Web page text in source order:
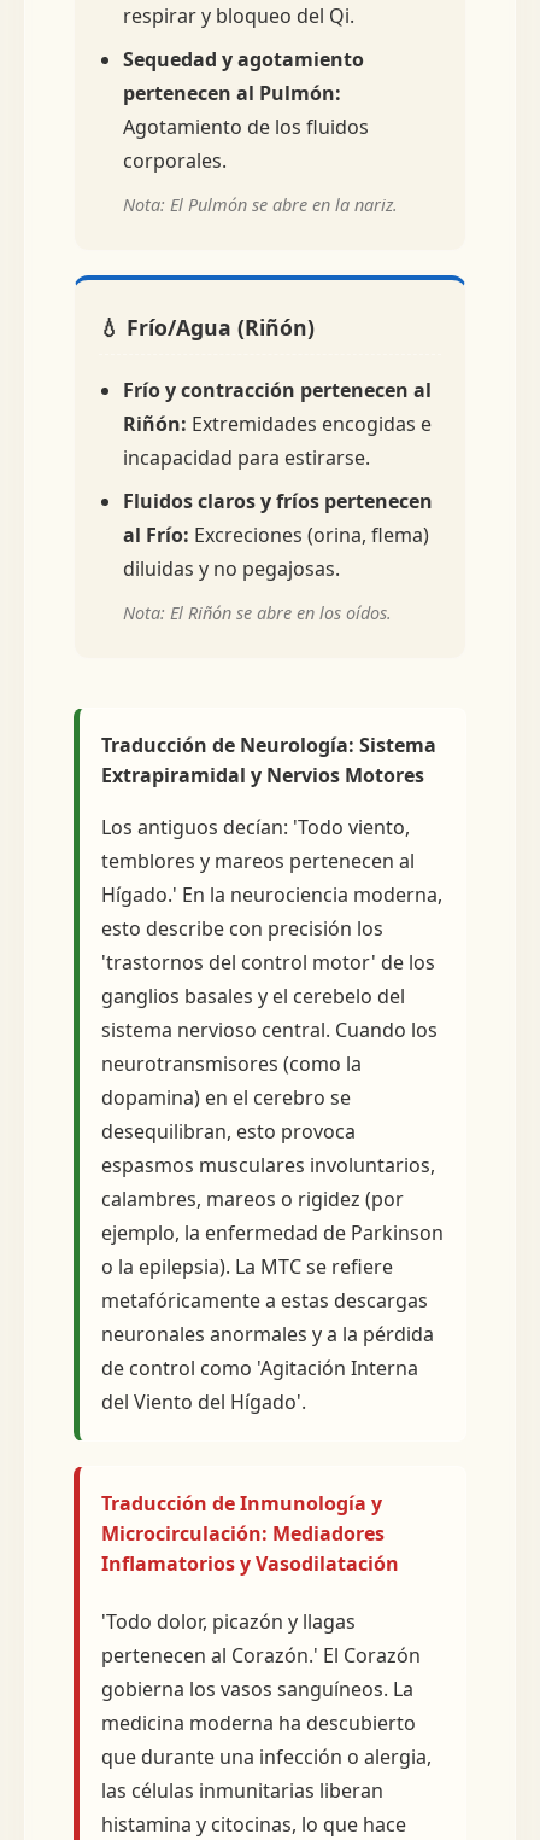
respirar y bloqueo del Qi.
Sequedad y agotamiento
pertenecen al Pulmón:
Agotamiento de los fluidos
corporales.
Nota: El Pulmón se abre en la nariz.
💧 Frío/Agua (Riñón)
Frío y contracción pertenecen al
Riñón: Extremidades encogidas e
incapacidad para estirarse.
Fluidos claros y fríos pertenecen
al Frío: Excreciones (orina, flema)
diluidas y no pegajosas.
Nota: El Riñón se abre en los oídos.
Traducción de Neurología: Sistema
Extrapiramidal y Nervios Motores
Los antiguos decían: 'Todo viento,
temblores y mareos pertenecen al
Hígado.' En la neurociencia moderna,
esto describe con precisión los
'trastornos del control motor' de los
ganglios basales y el cerebelo del
sistema nervioso central. Cuando los
neurotransmisores (como la
dopamina) en el cerebro se
desequilibran, esto provoca
espasmos musculares involuntarios,
calambres, mareos o rigidez (por
ejemplo, la enfermedad de Parkinson
o la epilepsia). La MTC se refiere
metafóricamente a estas descargas
neuronales anormales y a la pérdida
de control como 'Agitación Interna
del Viento del Hígado'.
Traducción de Inmunología y
Microcirculación: Mediadores
Inflamatorios y Vasodilatación
'Todo dolor, picazón y llagas
pertenecen al Corazón.' El Corazón
gobierna los vasos sanguíneos. La
medicina moderna ha descubierto
que durante una infección o alergia,
las células inmunitarias liberan
histamina y citocinas, lo que hace